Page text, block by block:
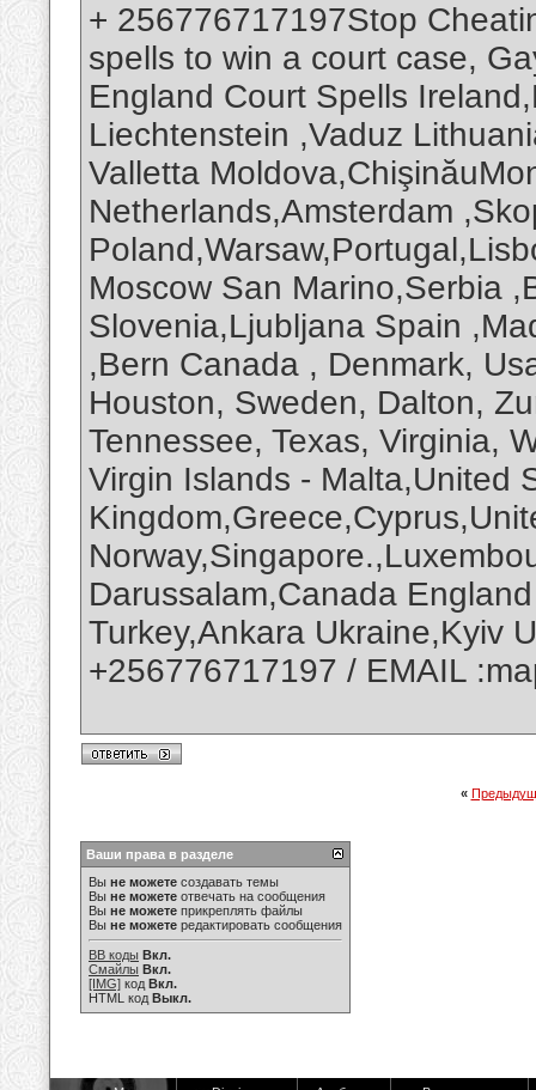
+ 256776717197Stop
spells to win a court case,
England Court Spells
Liechtenstein ,Vaduz
Valletta
Netherlands,Amsterdam
Moscow San Marino,Serbia
Slovenia,Ljubljana Spain
,Bern Canada , Denmark,
Houston, Sweden, Dalton,
Tennessee, Texas, Virginia,
Virgin Islands - Malta,United
Darussalam,Canada England
Turkey,Ankara Ukraine,Kyiv
+256776717197 / EMAIL
«
Ваши права в разделе
Вы не можете создавать темы
Вы не можете отвечать на сообщения
Вы не можете прикреплять файлы
Вы не можете редактировать сообщения
BB коды Вкл.
Смайлы Вкл.
[IMG] код Вкл.
HTML код Выкл.